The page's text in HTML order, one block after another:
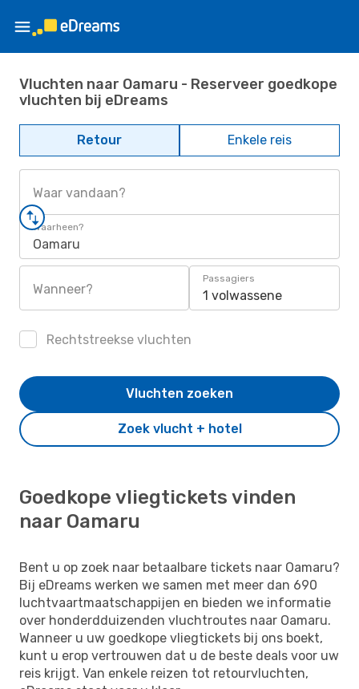
Vluchten naar Oamaru - Reserveer goedkope
vluchten bij eDreams
Retour Enkele reis
Waar vandaan?
Waarheen?
Oamaru
Wanneer?
Passagiers
1 volwassene
Rechtstreekse vluchten
Zoek vlucht + hotel
Vluchten zoeken
Goedkope vliegtickets vinden
naar Oamaru
Bent u op zoek naar betaalbare tickets naar Oamaru?
Bij eDreams werken we samen met meer dan 690
luchtvaartmaatschappijen en bieden we informatie
over honderdduizenden vluchtroutes naar Oamaru.
Wanneer u uw goedkope vliegtickets bij ons boekt,
kunt u erop vertrouwen dat u de beste deals voor uw
reis krijgt. Van enkele reizen tot retourvluchten,